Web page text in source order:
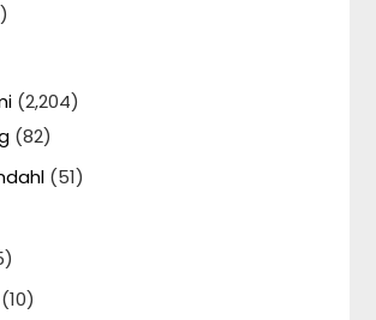
(2,204)
(82)
(51)
(10)